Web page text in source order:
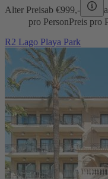
Alter Preisab €999,-
pro PersonPreis pro
R2 Lago Playa Park